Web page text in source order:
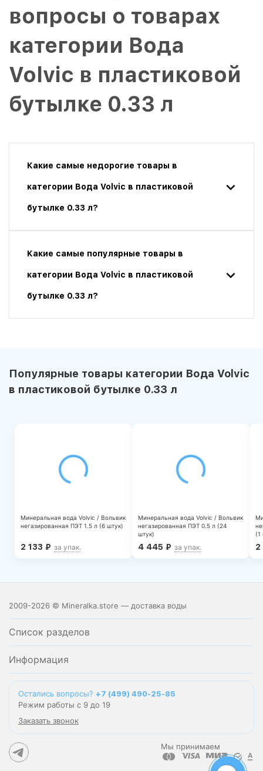
вопросы о товарах
категории Вода
Volvic в пластиковой
бутылке 0.33 л
Какие самые недорогие товары в
категории Вода Volvic в пластиковой
бутылке 0.33 л?
Какие самые популярные товары в
категории Вода Volvic в пластиковой
бутылке 0.33 л?
Популярные товары категории Вода Volvic
в пластиковой бутылке 0.33 л
Минеральная вода Volvic / Вольвик
негазированная ПЭТ 1.5 л (6 штук)
2 133 ₽ за упак.
Минеральная вода Volvic / Вольвик
негазированная ПЭТ 0.5 л (24
штук)
4 445 ₽ за упак.
(1
2
2009-2026 © Mineralka.store — доставка воды
Список разделов
Информация
Остались вопросы? +7 (499) 490-25-85
Режим работы с 9 до 19
Заказать звонок
Мы принимаем